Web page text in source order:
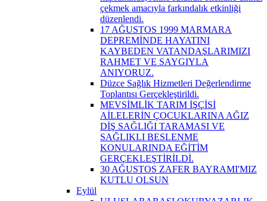
çekmek amacıyla farkındalık etkinliği
düzenlendi.
17 AĞUSTOS 1999 MARMARA
DEPREMİNDE HAYATINI
KAYBEDEN VATANDAŞLARIMIZI
RAHMET VE SAYGIYLA
ANIYORUZ.
Düzce Sağlık Hizmetleri Değerlendirme
Toplantısı Gerçekleştirildi.
MEVSİMLİK TARIM İŞÇİSİ
AİLELERİN ÇOCUKLARINA AĞIZ
DİŞ SAĞLIĞI TARAMASI VE
SAĞLIKLI BESLENME
KONULARINDA EĞİTİM
GERÇEKLEŞTİRİLDİ.
30 AĞUSTOS ZAFER BAYRAMI'MIZ
KUTLU OLSUN
Eylül